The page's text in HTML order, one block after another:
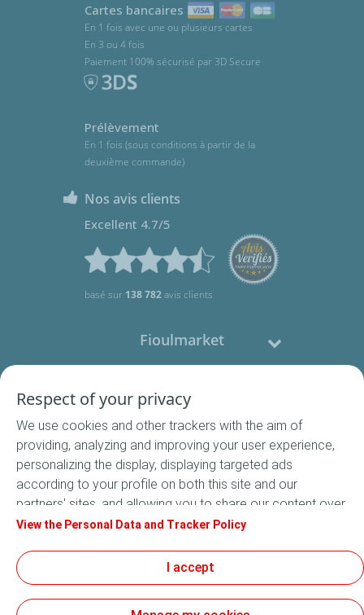
Cartes bancaires
En 1 fois avec une ou plusieurs cartes
En 3 ou 4 fois
Paiement 100% sécurisé par 3D Secure
Prélèvement
En 1 fois (sous conditions à partir de la
deuxième commande)
Nos avis clients
Excellent 4.7/5
basé sur 138 782avis clients
Fioulmarket
Nous contacter
Suivez-nous
Conditions Générales de Vente
Respect of your privacy
We use cookies and other trackers with the aim of
providing, analyzing and improving your user experience,
personalizing the display, displaying targeted ads
according to your profile on both this site and our
partners' sites, and allowing you to share our content over
social media. In accordance with French legislation,
default. You can change your cookie settings at any time
by clicking on the "Manage my cookies" button. By clicking
on the "Accept" button, you agree that we may store all
View the Personal Data and Tracker Policy
I accept